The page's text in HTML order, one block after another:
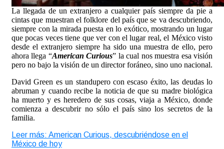
La llegada de un extranjero a cualquier país siempre da pie a
cintas que muestran el folklore del país que se va descubriendo,
siempre con la mirada puesta en lo exótico, mostrando un lugar
que pocas veces tiene que ver con el lugar real, el México visto
desde el extranjero siempre ha sido una muestra de ello, pero
ahora llega “American Curious” la cual nos muestra esa visión
pero no bajo la visión de un director foráneo, sino uno nacional.
David Green es un standupero con escaso éxito, las deudas lo
abruman y cuando recibe la noticia de que su madre biológica
ha muerto y es heredero de sus cosas, viaja a México, donde
comienza a descubrir no sólo el país sino los secretos de la
familia.
Leer más: American Curious, descubriéndose en el
México de hoy